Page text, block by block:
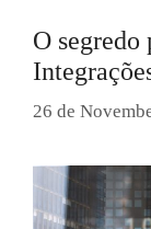
O segredo
26 de